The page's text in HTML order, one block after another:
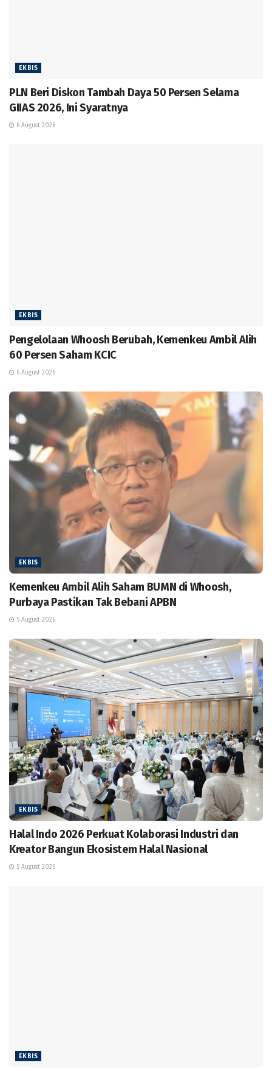
EKBIS
PLN Beri Diskon Tambah Daya 50 Persen Selama
GIIAS 2026, Ini Syaratnya
6 August 2026
EKBIS
Pengelolaan Whoosh Berubah, Kemenkeu Ambil Alih
60 Persen Saham KCIC
6 August 2026
EKBIS
Kemenkeu Ambil Alih Saham BUMN di Whoosh,
Purbaya Pastikan Tak Bebani APBN
5 August 2026
EKBIS
Halal Indo 2026 Perkuat Kolaborasi Industri dan
Kreator Bangun Ekosistem Halal Nasional
5 August 2026
EKBIS